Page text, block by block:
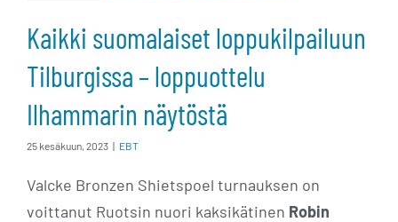
Ilhammarin
näytöstä
Kaikki suomalaiset loppukilpailuun
Tilburgissa – loppuottelu
Ilhammarin näytöstä
25 kesäkuun, 2023 | EBT
Valcke Bronzen Shietspoel turnauksen on
voittanut Ruotsin nuori kaksikätinen Robin